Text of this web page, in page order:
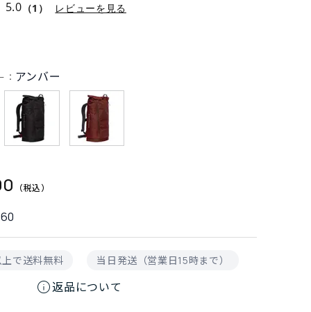
5.0 （1） レビューを見る
： アンバー
で送料無料 当日発送（営業日15時まで）
info返品について